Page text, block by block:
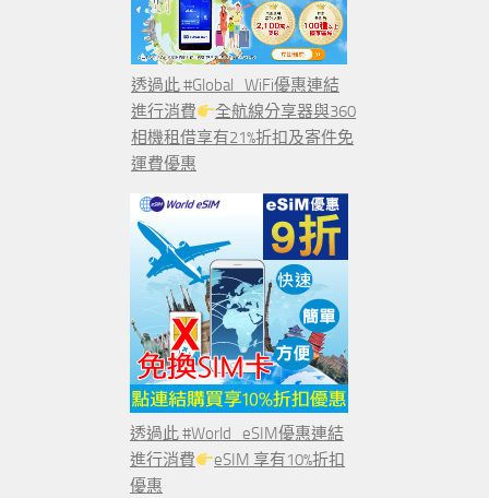
透過此 #Global_WiFi優惠連結
進行消費
全航線分享器與360
相機租借享有21%折扣及寄件免
運費優惠
透過此 #World_eSIM優惠連結
進行消費
eSIM 享有10%折扣
優惠